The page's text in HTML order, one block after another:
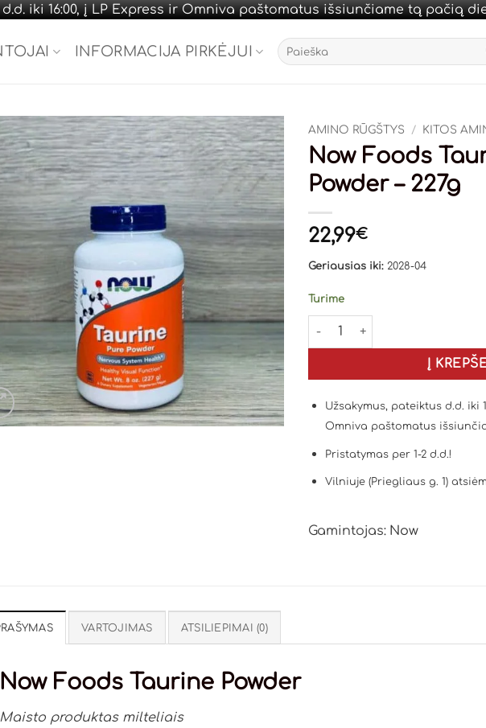
iki 16:00, į LP Express ir Omniva paštomatus išsiunčiame tą pačią
INFORMACIJA PIRKĖJUI Ieškoti:
AMINO RŪGŠTYS / KITOS
Now Foods
Powder – 227g
22,99€
Geriausias iki: 2028-04
Turime
produkto kiekis: Now Foods
Į
Užsakymus, pateiktus d.d. iki
Omniva paštomatus
Pristatymas per 1-2 d.d.!
Vilniuje (Priegliaus g. 1)
Gamintojas: Now
VARTOJIMAS ATSILIEPIMAI (0)
Foods Taurine Powder
produktas milteliais